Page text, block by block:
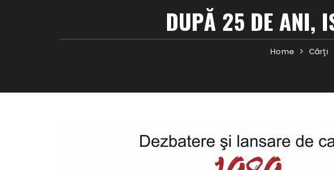
DUPĂ 25 DE ANI,
Home Cărţi